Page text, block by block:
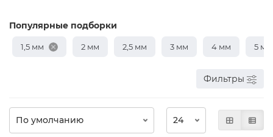
Популярные подборки
1,5 мм 2 мм 2,5 мм 3 мм 4 мм 5 мм
Фильтры